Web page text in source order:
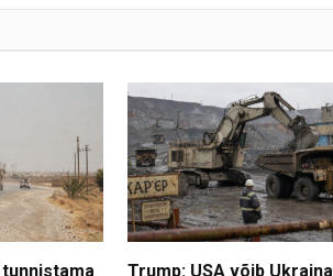
tunnistama Trump: USA võib Ukraina